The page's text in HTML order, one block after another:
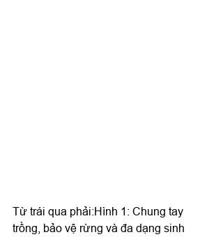
Từ trái qua phải:Hình 1: Chung tay
trồng, bảo vệ rừng và đa dạng sinh